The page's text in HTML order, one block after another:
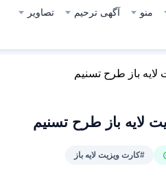
منو آگهی ترحیم تصاویر
لایه باز طرح تسنیم
لایه باز طرح تسنیم
#کارت ویزیت لایه باز